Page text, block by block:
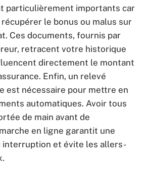
particulièrement importants car
le bonus ou malus sur
Ces documents, fournis par
retracent votre historique
directement le montant
Enfin, un relevé
est nécessaire pour mettre en
automatiques. Avoir tous
de main avant de
en ligne garantit une
interruption et évite les allers-